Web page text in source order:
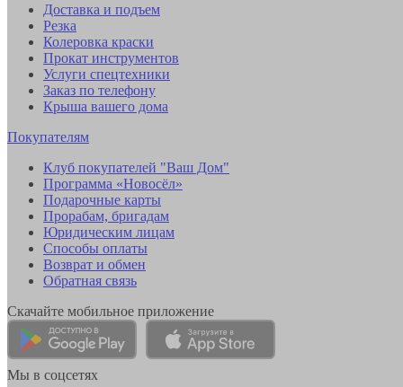
Доставка и подъем
Резка
Колеровка краски
Прокат инструментов
Услуги спецтехники
Заказ по телефону
Крыша вашего дома
Покупателям
Клуб покупателей "Ваш Дом"
Программа «Новосёл»
Подарочные карты
Прорабам, бригадам
Юридическим лицам
Способы оплаты
Возврат и обмен
Обратная связь
Скачайте мобильное приложение
Мы в соцсетях